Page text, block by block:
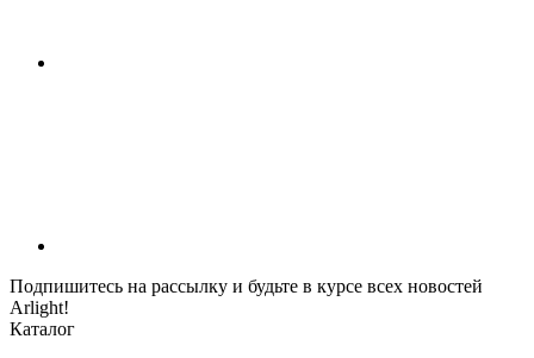
Подпишитесь на рассылку и будьте в курсе всех новостей
Arlight!
Каталог